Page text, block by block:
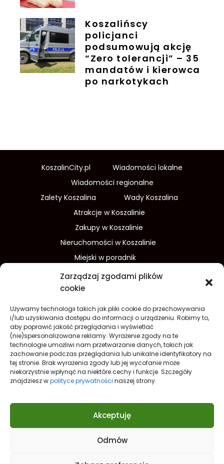
Zarządzaj zgodami plików
cookie
Używamy technologii takich jak pliki cookie do przechowywania
i/lub uzyskiwania dostępu do informacji o urządzeniu. Robimy to,
aby poprawić jakość przeglądania i wyświetlać
(nie)spersonalizowane reklamy. Wyrażenie zgody na te
technologie umożliwi nam przetwarzanie danych, takich jak
zachowanie podczas przeglądania lub unikalne identyfikatory na
tej stronie. Brak wyrażenia zgody lub jej wycofanie może
niekorzystnie wpłynąć na niektóre cechy i funkcje. Szczegóły
znajdziesz wpolityce prywatności naszej strony.
Akceptuję
Odmów
Koszalińscy
policjanci
podsumowują akcję
“Zero tolerancji” – 35
mandatów i kierowca
po narkotykach
KoszalinCity.pl
Wiadomości lokalne
Wiadomości regionalne
Zalety Koszalina
Wady Koszalina
Atrakcje w Koszalinie
Zakupy w Koszalinie
Nieruchomości w Koszalinie
Miejski w poradnik
Wydarzenia w Koszalinie
Sport w Koszalinie
Finanse i inwestycje
Dom i ogród
Turystyka
Lifestyle
O nas
Redakcja
Reklama
Kontakt
Prywatność
Polityka prywatności Cookies (EU)